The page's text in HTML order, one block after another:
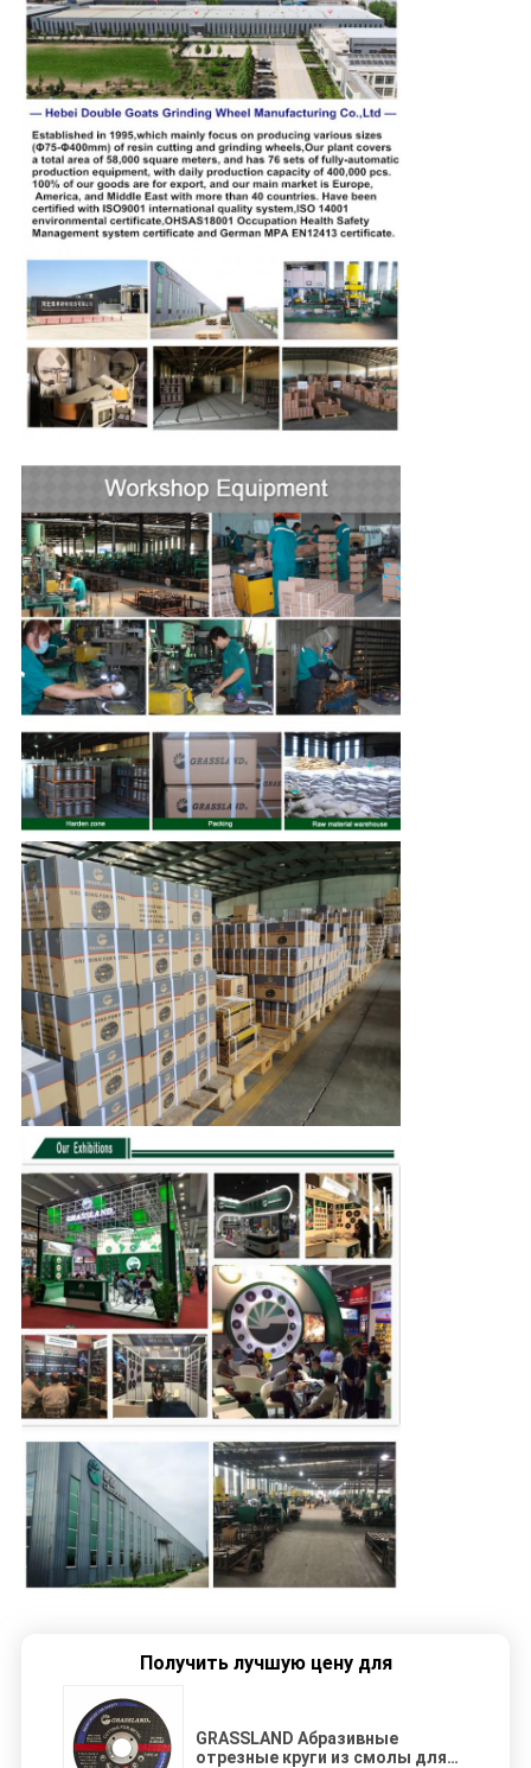
Получить лучшую цену для
GRASSLAND Абразивные
отрезные круги из смолы для